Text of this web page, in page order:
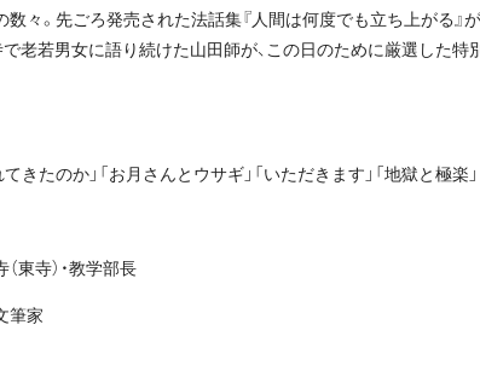
々。先ごろ発売された法話集『人間は何度でも立ち上がる』
老若男女に語り続けた山田師が、この日のために厳選した特
きたのか」「お月さんとウサギ」「いただきます」「地獄と極楽」
東寺）・教学部長
筆家